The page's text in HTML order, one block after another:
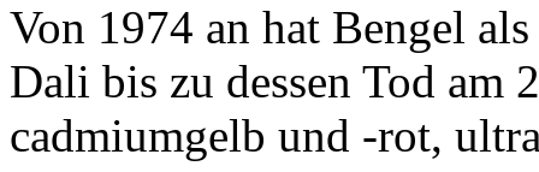
Von 1974 an hat Bengel
Dali bis zu dessen Tod am
cadmiumgelb und -rot,